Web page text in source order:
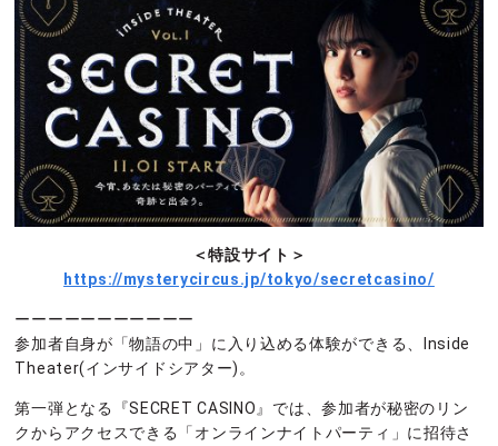
＜特設サイト＞
https://mysterycircus.jp/tokyo/secretcasino/
ーーーーーーーーーーー
参加者自身が「物語の中」に入り込める体験ができる、Inside
Theater(インサイドシアター)。
第一弾となる『SECRET CASINO』では、参加者が秘密のリン
クからアクセスできる「オンラインナイトパーティ」に招待さ